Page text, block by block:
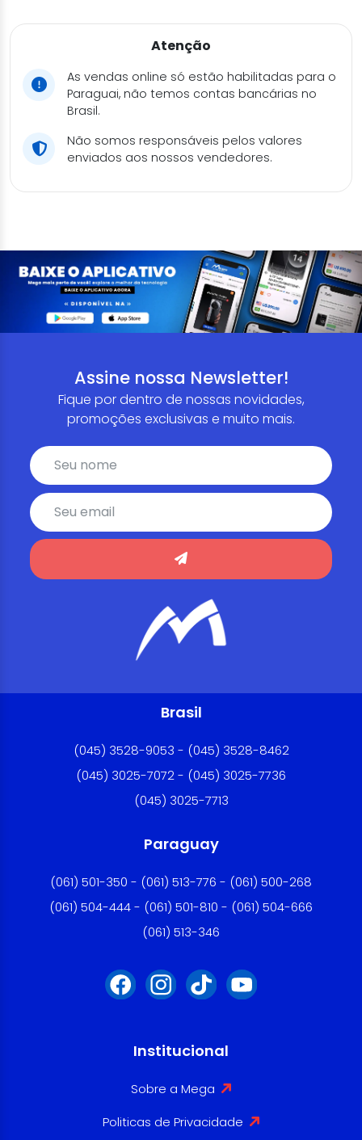
Atenção
As vendas online só estão habilitadas para o
Paraguai, não temos contas bancárias no
Brasil.
Não somos responsáveis pelos valores
enviados aos nossos vendedores.
Assine nossa Newsletter!
Fique por dentro de nossas novidades,
promoções exclusivas e muito mais.
Brasil
(045) 3528-9053 - (045) 3528-8462
(045) 3025-7072 - (045) 3025-7736
(045) 3025-7713
Paraguay
(061) 501-350 - (061) 513-776 - (061) 500-268
(061) 504-444 - (061) 501-810 - (061) 504-666
(061) 513-346
Institucional
Sobre a Mega
Politicas de Privacidade